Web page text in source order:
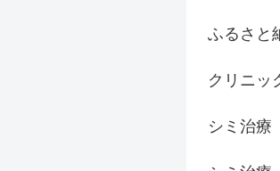
ふるさと
クリニッ
シミ治療